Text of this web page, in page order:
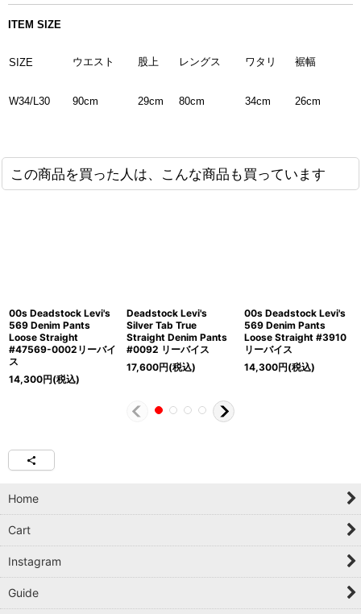
ITEM SIZE
SIZE ウエスト 股上 レングス ワタリ 裾幅
W34/L30 90cm 29cm 80cm 34cm 26cm
この商品を買った人は、こんな商品も買っています
00s Deadstock Levi's
569 Denim Pants
Loose Straight
#47569-0002リーバイ
ス
14,300円(税込)
Deadstock Levi's
Silver Tab True
Straight Denim Pants
#0092 リーバイス
17,600円(税込)
00s Deadstock Levi's
569 Denim Pants
Loose Straight #3910
リーバイス
14,300円(税込)
Home
Cart
Instagram
Guide